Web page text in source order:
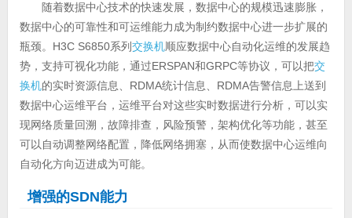
随着数据中心技术的快速发展，数据中心的规模迅速膨胀，
数据中心的可靠性和可运维能力成为制约数据中心进一步扩展的
瓶颈。H3C S6850系列交换机顺应数据中心自动化运维的发展趋
势，支持可视化功能，通过ERSPAN和GRPC等协议，可以把交
换机的实时资源信息、RDMA统计信息、RDMA告警信息上送到
数据中心运维平台，运维平台对这些实时数据进行分析，可以实
现网络质量回溯，故障排查，风险预警，架构优化等功能，甚至
可以自动调整网络配置，降低网络拥塞，从而使数据中心运维向
自动化方向迈进成为可能。
增强的SDN能力